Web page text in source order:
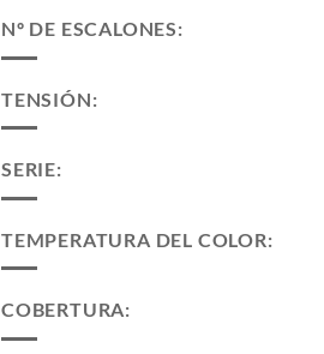
Nº DE ESCALONES:
TENSIÓN:
SERIE:
TEMPERATURA DEL COLOR:
COBERTURA: